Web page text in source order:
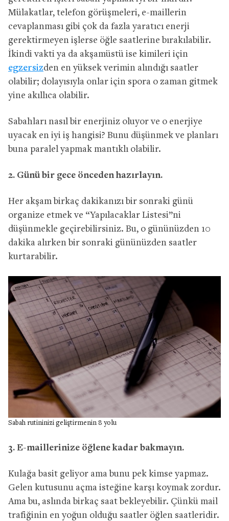
Mülakatlar, telefon görüşmeleri, e-maillerin
cevaplanması gibi çok da fazla yaratıcı enerji
gerektirmeyen işlerse öğle saatlerine bırakılabilir.
İkindi vakti ya da akşamüstü ise kimileri için
egzersizden en yüksek verimin alındığı saatler
olabilir; dolayısıyla onlar için spora o zaman gitmek
yine akıllıca olabilir.
Sabahları nasıl bir enerjiniz oluyor ve o enerjiye
uyacak en iyi iş hangisi? Bunu düşünmek ve planları
buna paralel yapmak mantıklı olabilir.
2. Günü bir gece önceden hazırlayın.
Her akşam birkaç dakikanızı bir sonraki günü
organize etmek ve “Yapılacaklar Listesi”ni
düşünmekle geçirebilirsiniz. Bu, o gününüzden 10
dakika alırken bir sonraki gününüzden saatler
kurtarabilir.
Sabah rutininizi geliştirmenin 8 yolu
3. E-maillerinize öğlene kadar bakmayın.
Kulağa basit geliyor ama bunu pek kimse yapmaz.
Gelen kutusunu açma isteğine karşı koymak zordur.
Ama bu, aslında birkaç saat bekleyebilir. Çünkü mail
trafiğinin en yoğun olduğu saatler öğlen saatleridir.